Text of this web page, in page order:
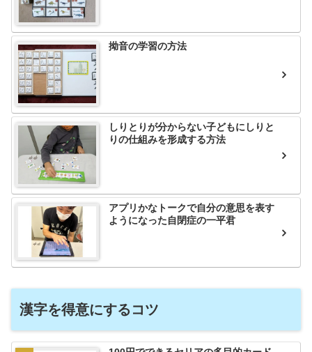
拗音の学習の方法
しりとりが分からない子どもにしりと
りの仕組みを形成する方法
アプリかなトークで自分の意思を表す
ようになった自閉症の一平君
漢字を得意にするコツ